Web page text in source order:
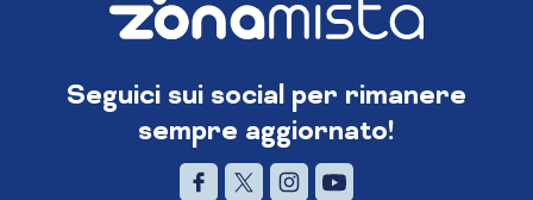
Seguici sui social per rimanere
sempre aggiornato!